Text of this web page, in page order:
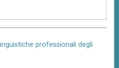
professionali degli